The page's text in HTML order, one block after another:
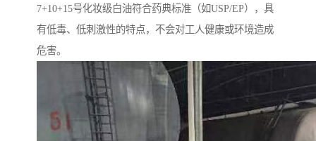
7+10+15号化妆级白油符合药典标准（如USP/EP），具
有低毒、低刺激性的特点，不会对工人健康或环境造成
危害。